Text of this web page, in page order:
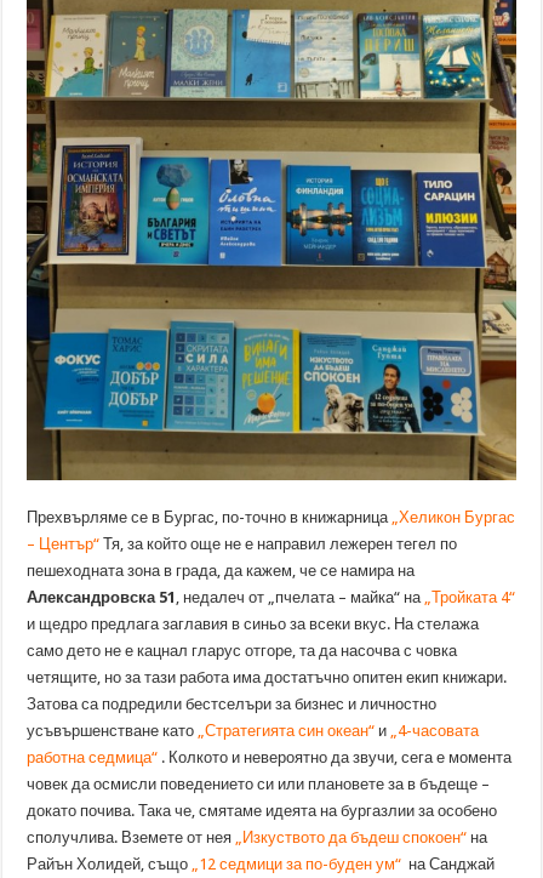
Прехвърляме се в Бургас, по-точно в книжарница „Хеликон Бургас
– Център“ Тя, за който още не е направил лежерен тегел по
пешеходната зона в града, да кажем, че се намира на
Александровска 51 , недалеч от „пчелата – майка“ на „Тройката 4“
и щедро предлага заглавия в синьо за всеки вкус. На стелажа
само дето не е кацнал гларус отгоре, та да насочва с човка
четящите, но за тази работа има достатъчно опитен екип книжари.
Затова са подредили бестселъри за бизнес и личностно
усъвършенстване като „Стратегията син океан“ и „4-часовата
работна седмица“ . Колкото и невероятно да звучи, сега е момента
човек да осмисли поведението си или плановете за в бъдеще –
докато почива. Така че, смятаме идеята на бургазлии за особено
сполучлива. Вземете от нея „Изкуството да бъдеш спокоен“ на
Райън Холидей, също „12 седмици за по-буден ум“ на Санджай